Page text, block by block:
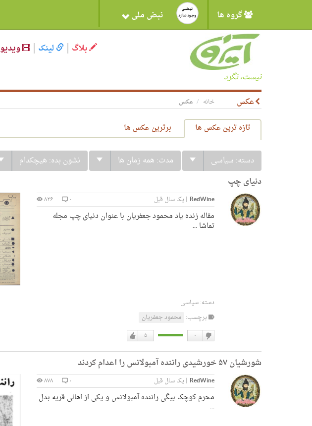
گروه ها نبض ملی
نیست، نگرد
بلاگ لینک ویدیو
خانه عکس عکس
تازه ترین عکس ها برترین عکس ها
دسته: سیاسی مدت: همه زمان ها نشون بده: هیچکدام
دنیای چپ
RedWine
| یک سال قبل ۰ ۸۲۶
مقاله زنده یاد محمود جعفریان با عنوان دنیای چپ مجله
تماشا ...
دسته:سیاسی
برچسب: محمود جعفریان
دارم
۵ ۰
نداشتن
شورشیان ۵۷ خورشیدی راننده آمبولانس را اعدام کردند
RedWine
| یک سال قبل ۰ ۸۷۸
محرم کوچک بیگی راننده آمبولانس و یکی از اهالی قریه بدل
...